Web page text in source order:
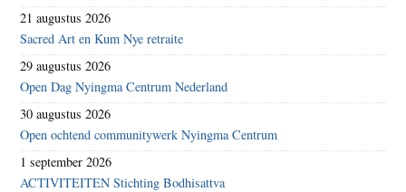
21 augustus 2026
Sacred Art en Kum Nye retraite
29 augustus 2026
Open Dag Nyingma Centrum Nederland
30 augustus 2026
Open ochtend communitywerk Nyingma Centrum
1 september 2026
ACTIVITEITEN Stichting Bodhisattva